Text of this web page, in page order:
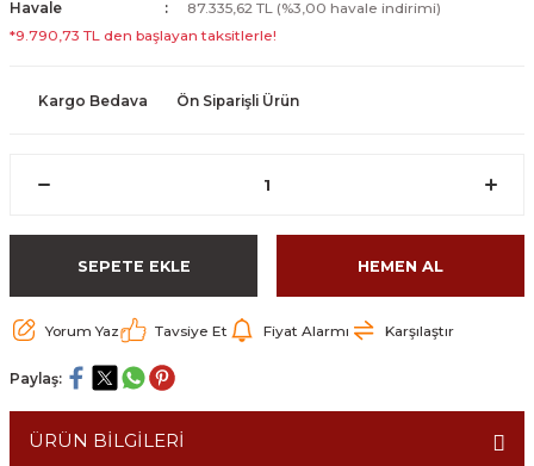
Havale
87.335,62 TL (%3,00 havale indirimi)
*9.790,73 TL den başlayan taksitlerle!
Kargo Bedava Ön Siparişli Ürün
SEPETE EKLE HEMEN AL
Yorum Yaz Tavsiye Et Fiyat Alarmı Karşılaştır
Paylaş:
ÜRÜN BİLGİLERİ